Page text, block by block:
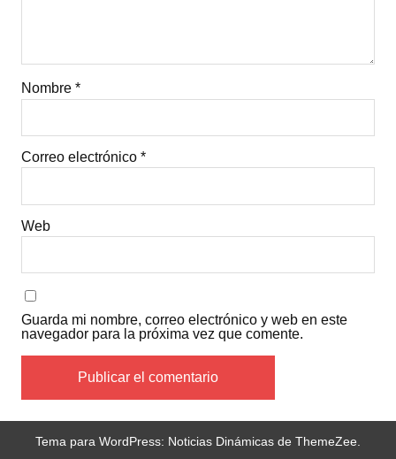
Nombre *
Correo electrónico *
Web
Guarda mi nombre, correo electrónico y web en este
navegador para la próxima vez que comente.
Tema para WordPress: Noticias Dinámicas de ThemeZee.